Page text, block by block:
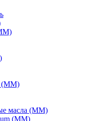
(ММ)
масла (ММ)
(ММ)